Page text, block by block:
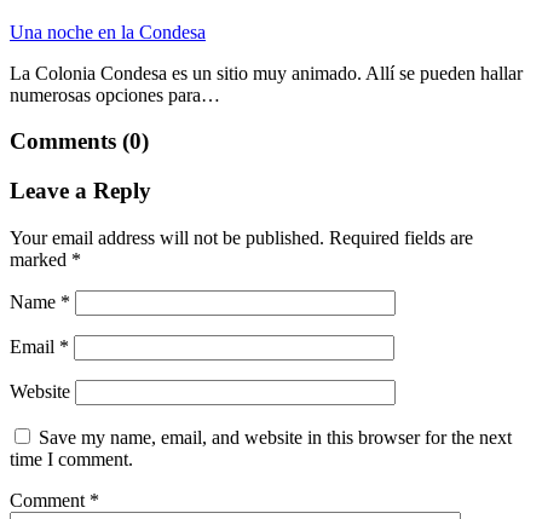
Una noche en la Condesa
La Colonia Condesa es un sitio muy animado. Allí se pueden hallar
numerosas opciones para…
Comments (0)
Leave a Reply
Your email address will not be published. Required fields are
marked *
Name *
Email *
Website
Save my name, email, and website in this browser for the next
time I comment.
Comment *